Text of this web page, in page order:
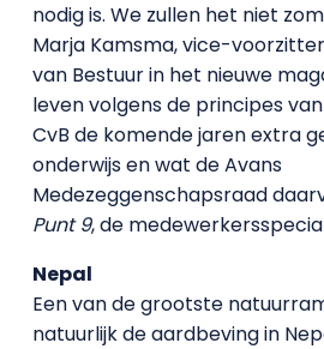
nodig is. We zullen het niet
Marja Kamsma, vice-
van Bestuur in het nieuwe
leven volgens de principes van
CvB de komende jaren extra
onderwijs en wat de Avans
Medezeggenschapsraad
Punt 9, de
Nepal
Een van de grootste
natuurlijk de aardbeving in